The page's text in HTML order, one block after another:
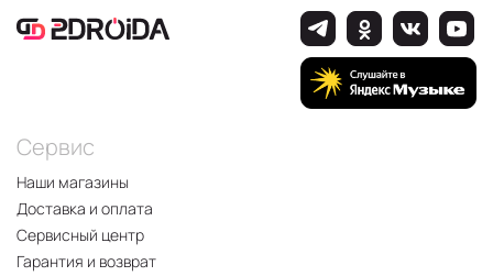
Сервис
Наши магазины
Доставка и оплата
Сервисный центр
Гарантия и возврат